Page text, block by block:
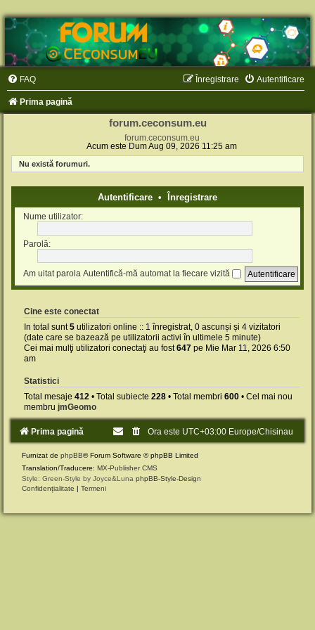
FAQ Autentificare
Înregistrare
Prima pagină
forum.ceconsum.eu
forum.ceconsum.eu
Acum este Dum Aug 09, 2026 11:25 am
Nu există forumuri.
Autentificare • Înregistrare
Nume utilizator:
Parolă:
Am uitat parola Autentifică-mă automat la fiecare vizită
Cine este conectat
In total sunt5 utilizatori online :: 1 înregistrat, 0 ascunși și 4 vizitatori
(date care se bazează pe utilizatorii activi în ultimele 5 minute)
Cei mai mulţi utilizatori conectaţi au fost647 pe Mie Mar 11, 2026 6:50
am
Statistici
Total mesaje 412 • Total subiecte 228 • Total membri 600 • Cel mai nou
membru jmGeomo
Prima pagină Ora este UTC+03:00 Europe/Chisinau
Furnizat de phpBB® Forum Software © phpBB Limited
Translation/Traducere: MX-Publisher CMS
Style: Green-Style by Joyce&Luna phpBB-Style-Design
Confidențialitate | Termeni